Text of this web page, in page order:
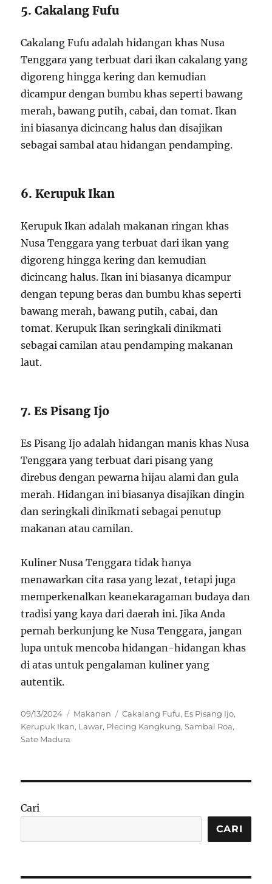
5. Cakalang Fufu
Cakalang Fufu adalah hidangan khas Nusa
Tenggara yang terbuat dari ikan cakalang yang
digoreng hingga kering dan kemudian
dicampur dengan bumbu khas seperti bawang
merah, bawang putih, cabai, dan tomat. Ikan
ini biasanya dicincang halus dan disajikan
sebagai sambal atau hidangan pendamping.
6. Kerupuk Ikan
Kerupuk Ikan adalah makanan ringan khas
Nusa Tenggara yang terbuat dari ikan yang
digoreng hingga kering dan kemudian
dicincang halus. Ikan ini biasanya dicampur
dengan tepung beras dan bumbu khas seperti
bawang merah, bawang putih, cabai, dan
tomat. Kerupuk Ikan seringkali dinikmati
sebagai camilan atau pendamping makanan
laut.
7. Es Pisang Ijo
Es Pisang Ijo adalah hidangan manis khas Nusa
Tenggara yang terbuat dari pisang yang
direbus dengan pewarna hijau alami dan gula
merah. Hidangan ini biasanya disajikan dingin
dan seringkali dinikmati sebagai penutup
makanan atau camilan.
Kuliner Nusa Tenggara tidak hanya
menawarkan cita rasa yang lezat, tetapi juga
memperkenalkan keanekaragaman budaya dan
tradisi yang kaya dari daerah ini. Jika Anda
pernah berkunjung ke Nusa Tenggara, jangan
lupa untuk mencoba hidangan-hidangan khas
di atas untuk pengalaman kuliner yang
autentik.
Posted
on
09/13/2024 Categories
Makanan Tags
Cakalang Fufu, Es Pisang Ijo,
Kerupuk Ikan, Lawar, Plecing Kangkung,Sambal Roa,
Sate Madura
Cari
CARI